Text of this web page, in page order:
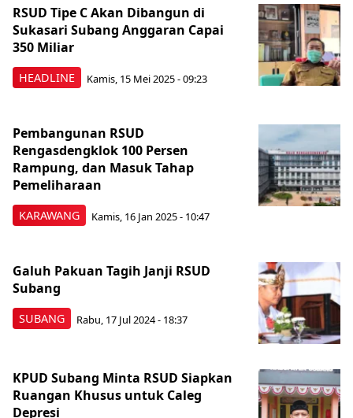
HEADLINE
RSUD Tipe C Akan Dibangun di
Sukasari Subang Anggaran Capai
350 Miliar
Kamis, 15 Mei 2025 - 09:23
KARAWANG
Pembangunan RSUD
Rengasdengklok 100 Persen
Rampung, dan Masuk Tahap
Pemeliharaan
Kamis, 16 Jan 2025 - 10:47
SUBANG
Galuh Pakuan Tagih Janji RSUD
Subang
Rabu, 17 Jul 2024 - 18:37
KPUD Subang Minta RSUD Siapkan
Ruangan Khusus untuk Caleg
Depresi